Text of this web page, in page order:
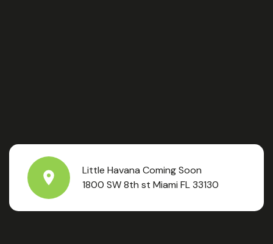
Little Havana Coming Soon
1800 SW 8th st Miami FL 33130